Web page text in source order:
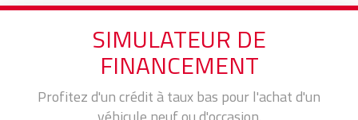
SIMULATEUR DE
FINANCEMENT
Profitez d'un crédit à taux bas pour l'achat d'un